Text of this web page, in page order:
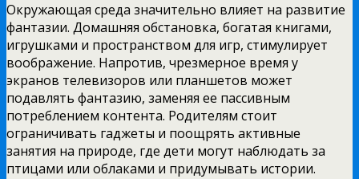
Окружающая среда значительно влияет на развитие
фантазии. Домашняя обстановка, богатая книгами,
игрушками и пространством для игр, стимулирует
воображение. Напротив, чрезмерное время у
экранов телевизоров или планшетов может
подавлять фантазию, заменяя ее пассивным
потреблением контента. Родителям стоит
ограничивать гаджеты и поощрять активные
занятия на природе, где дети могут наблюдать за
птицами или облаками и придумывать истории.